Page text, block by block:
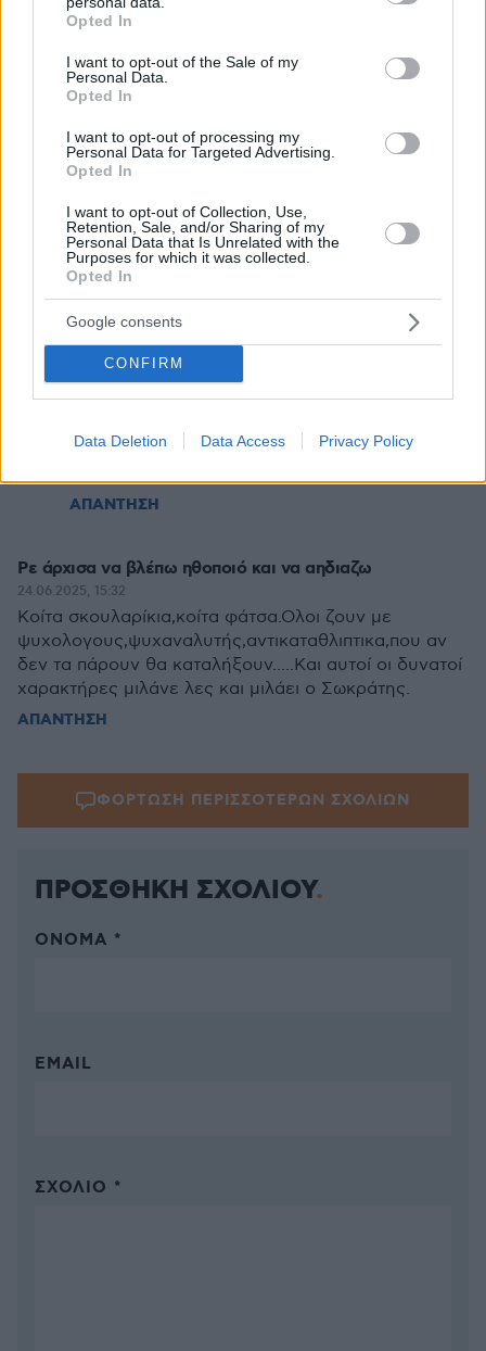
grant or deny consent to Google and its third-party tags to
use your data for below specified purposes in below Google
consent section.
Opted In
I want to opt-out of the Sale of my
Personal Data.
Opted In
I want to opt-out of processing my
Personal Data for Targeted Advertising.
Opted In
I want to opt-out of Collection, Use,
Retention, Sale, and/or Sharing of my
Personal Data that Is Unrelated with the
Purposes for which it was collected.
Opted In
Google consents
CONFIRM
Data Deletion Data Access Privacy Policy
Θα πιάσει τοπο. Τα υπολοιπα ειναι λόγια Αιμιλιε, δεν
φελάνε...
ΑΠΑΝΤΗΣΗ
αννα
24.06.2025, 15:57
σωστό, το μόνο που βοηθάει το νεκρό μαζί και η
προσευχή.
ΑΠΑΝΤΗΣΗ
βοηθαει το νεκρο
24.06.2025, 16:42
το μνημοσυνο! Πως τον βοηθαει θελετε να
μου το εξηγησετε γιατι δεν το πιανω
ΑΠΑΝΤΗΣΗ
24.06.2025, 17:57
ΑΠΑΝΤΗΣΗ
Ρε άρχισα να βλέπω ηθοποιό και να αηδιαζω
24.06.2025, 15:32
Κοίτα σκουλαρίκια,κοίτα φάτσα.Ολοι ζουν με
ψυχολογους,ψυχαναλυτής,αντικαταθλιπτικα,που αν
δεν τα πάρουν θα καταλήξουν.....Και αυτοί οι δυνατοί
χαρακτήρες μιλάνε λες και μιλάει ο Σωκράτης.
ΑΠΑΝΤΗΣΗ
ΦΟΡΤΩΣΗ ΠΕΡΙΣΣΟΤΕΡΩΝ ΣΧΟΛΙΩΝ
ΠΡΟΣΘΗΚΗ ΣΧΟΛΙΟΥ
ΌΝΟΜΑ *
EMAIL
ΣΧΌΛΙΟ *